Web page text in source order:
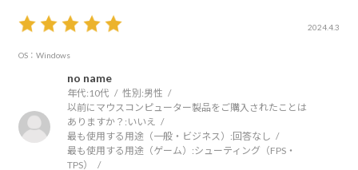
2024.4.3
OS：Windows
no name
年代: 10代 性別:男性
以前にマウスコンピューター製品をご購入されたことは
ありますか？: いいえ
最も使用する用途（一般・ビジネス）: 回答なし
最も使用する用途（ゲーム）:シューティング（FPS・
TPS）